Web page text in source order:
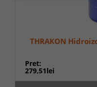
THRAKON
Pret:
279,51lei